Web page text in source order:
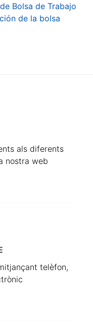
Bolsa de Trabajo
de la bolsa
als diferents
nostra web
telèfon,